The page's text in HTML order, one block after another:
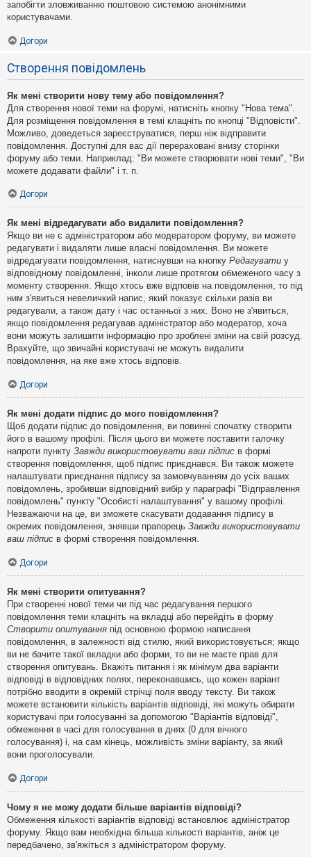
запобігти зловживанню поштовою системою анонімними
користувачами.
Догори
Створення повідомлень
Як мені створити нову тему або повідомлення?
Для створення нової теми на форумі, натисніть кнопку "Нова тема".
Для розміщення повідомлення в темі клацніть по кнопці "Відповісти".
Можливо, доведеться зареєструватися, перш ніж відправити
повідомлення. Доступні для вас дії перераховані внизу сторінки
форуму або теми. Наприклад: "Ви можете створювати нові теми", "Ви
можете додавати файли" і т. п.
Догори
Як мені відредагувати або видалити повідомлення?
Якщо ви не є адміністратором або модератором форуму, ви можете
редагувати і видаляти лише власні повідомлення. Ви можете
відредагувати повідомлення, натиснувши на кнопку Редагувати у
відповідному повідомленні, інколи лише протягом обмеженого часу з
моменту створення. Якщо хтось вже відповів на повідомлення, то під
ним з'явиться невеличкий напис, який показує скільки разів ви
редагували, а також дату і час останньої з них. Воно не з'явиться,
якщо повідомлення редагував адміністратор або модератор, хоча
вони можуть залишити інформацію про зроблені зміни на свій розсуд.
Врахуйте, що звичайні користувачі не можуть видалити
повідомлення, на яке вже хтось відповів.
Догори
Як мені додати підпис до мого повідомлення?
Щоб додати підпис до повідомлення, ви повинні спочатку створити
його в вашому профілі. Після цього ви можете поставити галочку
напроти пункту Завжди використовувати ваш підпис в формі
створення повідомлення, щоб підпис приєднався. Ви також можете
налаштувати приєднання підпису за замовчуванням до усіх ваших
повідомлень, зробивши відповідний вибір у параграфі "Відправлення
повідомлень" пункту "Особисті налаштування" у вашому профілі.
Незважаючи на це, ви зможете скасувати додавання підпису в
окремих повідомлення, знявши прапорець Завжди використовувати
ваш підпис в формі створення повідомлення.
Догори
Як мені створити опитування?
При створенні нової теми чи під час редагування першого
повідомлення теми клацніть на вкладці або перейдіть в форму
Створити опитування під основною формою написання
повідомлення, в залежності від стилю, який використовується; якщо
ви не бачите такої вкладки або форми, то ви не маєте прав для
створення опитувань. Вкажіть питання і як мінімум два варіанти
відповіді в відповідних полях, переконавшись, що кожен варіант
потрібно вводити в окремій стрічці поля вводу тексту. Ви також
можете встановити кількість варіантів відповіді, які можуть обирати
користувачі при голосуванні за допомогою "Варіантів відповіді",
обмеження в часі для голосування в днях (0 для вічного
голосування) і, на сам кінець, можливість зміни варіанту, за який
вони проголосували.
Догори
Чому я не можу додати більше варіантів відповіді?
Обмеження кількості варіантів відповіді встановлює адміністратор
форуму. Якщо вам необхідна більша кількості варіантів, аніж це
передбачено, зв'яжіться з адміністратором форуму.